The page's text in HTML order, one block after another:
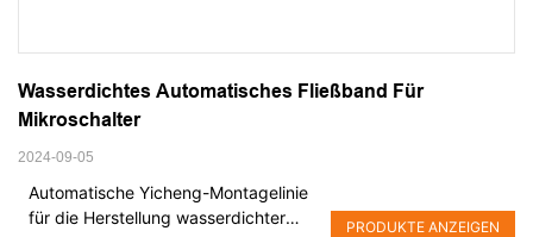
Wasserdichtes Automatisches Fließband Für
Mikroschalter
2024-09-05
Automatische Yicheng-Montagelinie
für die Herstellung wasserdichter
PRODUKTE ANZEIGEN